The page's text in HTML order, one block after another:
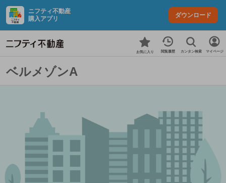
ニフティ不動産
購入アプリ
ダウンロード
お気に入り 閲覧履歴 カンタン検索 マイページ
ベルメゾンA